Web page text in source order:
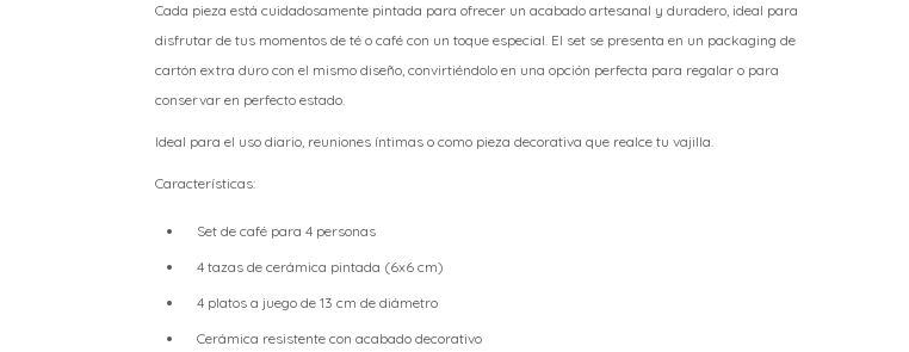
Cada pieza está cuidadosamente pintada para ofrecer un acabado artesanal y duradero, ideal para
disfrutar de tus momentos de té o café con un toque especial. El set se presenta en un packaging de
cartón extra duro con el mismo diseño, convirtiéndolo en una opción perfecta para regalar o para
conservar en perfecto estado.
Ideal para el uso diario, reuniones íntimas o como pieza decorativa que realce tu vajilla.
Características:
Set de café para 4 personas
4 tazas de cerámica pintada (6x6 cm)
4 platos a juego de 13 cm de diámetro
Cerámica resistente con acabado decorativo